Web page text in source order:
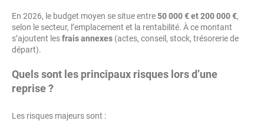
En 2026, le budget moyen se situe entre50 000 € et 200 000 €,
selon le secteur, l’emplacement et la rentabilité. À ce montant
s’ajoutent lesfrais annexes (actes, conseil, stock, trésorerie de
départ).
Quels sont les principaux risques lors d’une
reprise ?
Les risques majeurs sont :